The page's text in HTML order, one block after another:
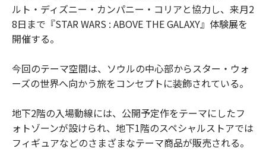
ルト・ディズニー・カンパニー・コリアと協力し、来月2
8日まで『STAR WARS : ABOVE THE GALAXY』体験展を
開催する。
今回のテーマ空間は、ソウルの中心部からスター・ウォ
ーズの世界へ向かう旅をコンセプトに装飾されている。
地下2階の入場動線には、公開予定作をテーマにしたフ
ォトゾーンが設けられ、地下1階のスペシャルストアでは
フィギュアなどのさまざまなテーマ商品が販売される。